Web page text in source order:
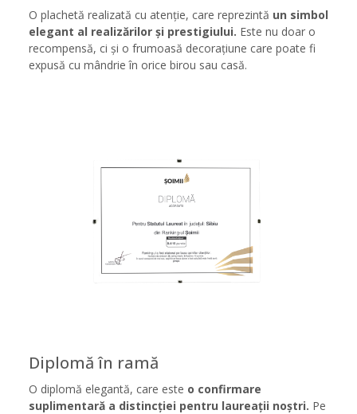
O plachetă realizată cu atenție, care reprezintă un simbol
elegant al realizărilor și prestigiului. Este nu doar o
recompensă, ci și o frumoasă decorațiune care poate fi
expusă cu mândrie în orice birou sau casă.
Diplomă în ramă
O diplomă elegantă, care este o confirmare
suplimentară a distincției pentru laureații noștri. Pe